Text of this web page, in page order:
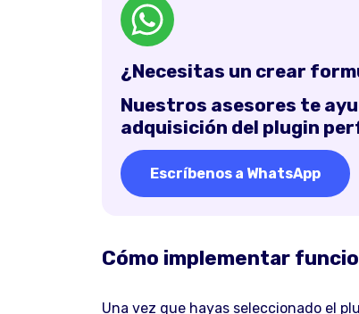
¿Necesitas un crear
Nuestros asesores te
adquisición del plugin
Escríbenos a WhatsApp
Cómo implementar
Una vez que hayas seleccionado el